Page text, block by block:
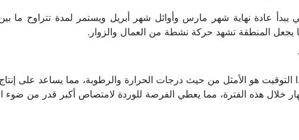
يجعل المنطقة تشهد حركة نشطة من العمال والزوار.
التوقيت هو الأمثل من حيث درجات الحرارة والرطوبة، مما يساعد على
خلال هذه الفترة، مما يعطي الفرصة للوردة لامتصاص أكبر قدر من ضوء